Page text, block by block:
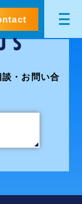
・お問い合